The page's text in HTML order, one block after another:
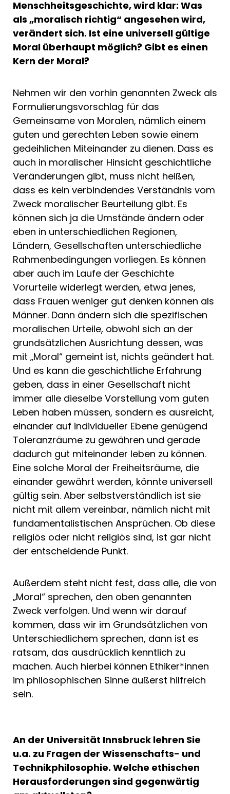
Menschheitsgeschichte, wird klar: Was
als „moralisch richtig“ angesehen wird,
verändert sich. Ist eine universell gültige
Moral überhaupt möglich? Gibt es einen
Kern der Moral?
Nehmen wir den vorhin genannten Zweck als
Formulierungsvorschlag für das
Gemeinsame von Moralen, nämlich einem
guten und gerechten Leben sowie einem
gedeihlichen Miteinander zu dienen. Dass es
auch in moralischer Hinsicht geschichtliche
Veränderungen gibt, muss nicht heißen,
dass es kein verbindendes Verständnis vom
Zweck moralischer Beurteilung gibt. Es
können sich ja die Umstände ändern oder
eben in unterschiedlichen Regionen,
Ländern, Gesellschaften unterschiedliche
Rahmenbedingungen vorliegen. Es können
aber auch im Laufe der Geschichte
Vorurteile widerlegt werden, etwa jenes,
dass Frauen weniger gut denken können als
Männer. Dann ändern sich die spezifischen
moralischen Urteile, obwohl sich an der
grundsätzlichen Ausrichtung dessen, was
mit „Moral“ gemeint ist, nichts geändert hat.
Und es kann die geschichtliche Erfahrung
geben, dass in einer Gesellschaft nicht
immer alle dieselbe Vorstellung vom guten
Leben haben müssen, sondern es ausreicht,
einander auf individueller Ebene genügend
Toleranzräume zu gewähren und gerade
dadurch gut miteinander leben zu können.
Eine solche Moral der Freiheitsräume, die
einander gewährt werden, könnte universell
gültig sein. Aber selbstverständlich ist sie
nicht mit allem vereinbar, nämlich nicht mit
fundamentalistischen Ansprüchen. Ob diese
religiös oder nicht religiös sind, ist gar nicht
der entscheidende Punkt.
Außerdem steht nicht fest, dass alle, die von
„Moral“ sprechen, den oben genannten
Zweck verfolgen. Und wenn wir darauf
kommen, dass wir im Grundsätzlichen von
Unterschiedlichem sprechen, dann ist es
ratsam, das ausdrücklich kenntlich zu
machen. Auch hierbei können Ethiker*innen
im philosophischen Sinne äußerst hilfreich
sein.
An der Universität Innsbruck lehren Sie
u.a. zu Fragen der Wissenschafts- und
Technikphilosophie. Welche ethischen
Herausforderungen sind gegenwärtig